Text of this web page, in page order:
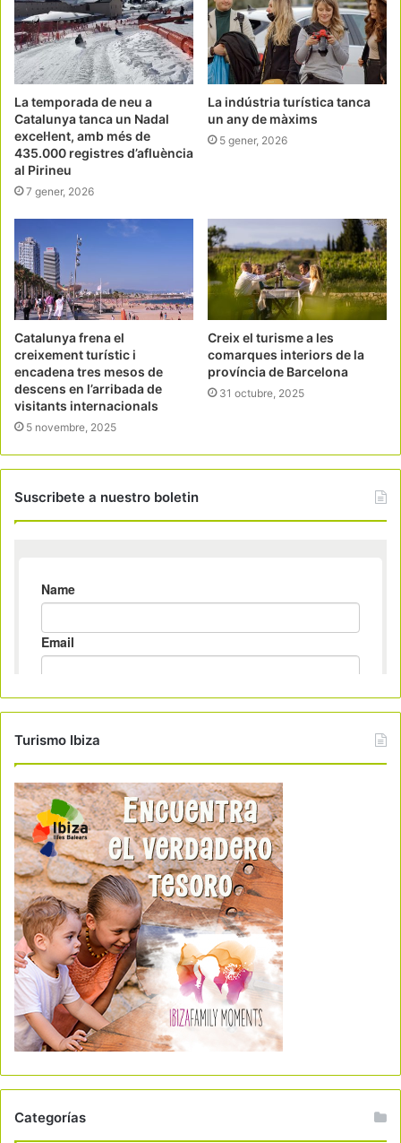
La temporada de neu a
Catalunya tanca un Nadal
excel·lent, amb més de
435.000 registres d’afluència
al Pirineu
7 gener, 2026
La indústria turística tanca
un any de màxims
5 gener, 2026
Catalunya frena el
creixement turístic i
encadena tres mesos de
descens en l’arribada de
visitants internacionals
5 novembre, 2025
Creix el turisme a les
comarques interiors de la
província de Barcelona
31 octubre, 2025
Suscribete a nuestro boletin
Turismo Ibiza
Categorías